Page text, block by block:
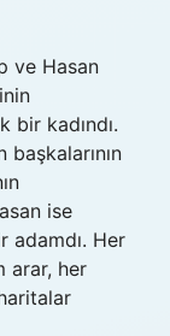
ve Hasan
bir kadındı.
başkalarının
ise
adamdı. Her
arar, her